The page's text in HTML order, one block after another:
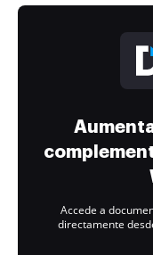
Accede a
directamente